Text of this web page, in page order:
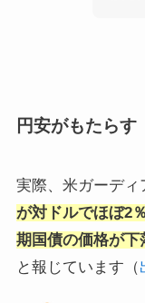
円安がもたらす
実際、米ガーディ
が対ドルでほぼ2
期国債の価格が下
と報じています（